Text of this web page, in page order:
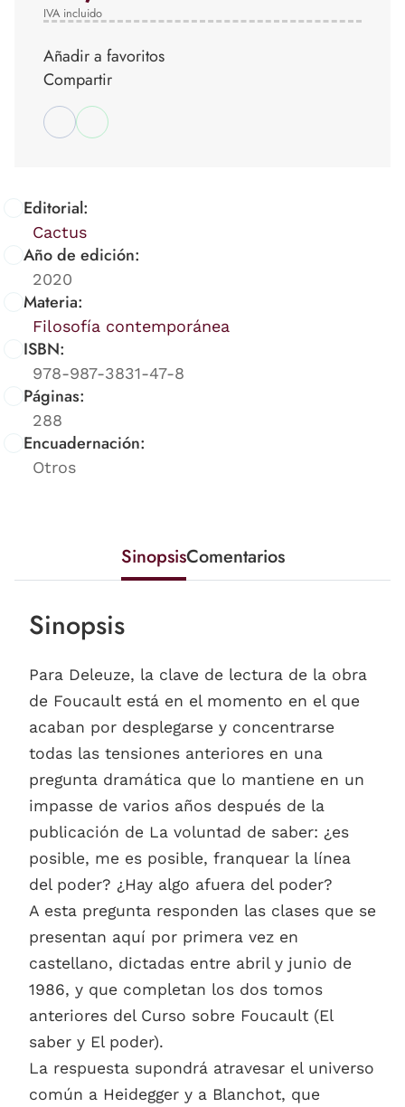
Editorial:
Cactus
Año de edición:
2020
Materia:
Filosofía contemporánea
ISBN:
978-987-3831-47-8
Páginas:
288
Encuadernación:
Otros
IVA incluido
Añadir a favoritos
Compartir
SinopsisComentarios
Sinopsis
Para Deleuze, la clave de lectura de la obra
de Foucault está en el momento en el que
acaban por desplegarse y concentrarse
todas las tensiones anteriores en una
pregunta dramática que lo mantiene en un
impasse de varios años después de la
publicación de La voluntad de saber: ¿es
posible, me es posible, franquear la línea
del poder? ¿Hay algo afuera del poder?
A esta pregunta responden las clases que se
presentan aquí por primera vez en
castellano, dictadas entre abril y junio de
1986, y que completan los dos tomos
anteriores del Curso sobre Foucault (El
saber y El poder).
La respuesta supondrá atravesar el universo
común a Heidegger y a Blanchot, que